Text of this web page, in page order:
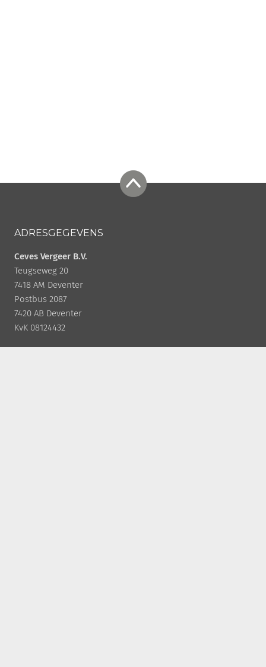
ADRESGEGEVENS
Ceves Vergeer B.V.
Teugseweg 20
7418 AM Deventer
Postbus 2087
7420 AB Deventer
KvK 08124432